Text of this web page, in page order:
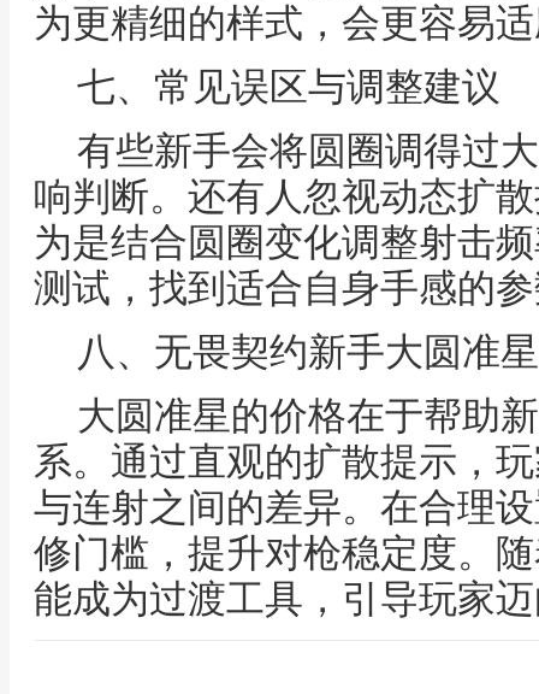
为更精细的样式，会更容易
七、常见误区与调整建议
有些新手会将圆圈调得过
响判断。还有人忽视动态扩
为是结合圆圈变化调整射击
测试，找到适合自身手感的
八、无畏契约新手大圆准
大圆准星的价格在于帮助
系。通过直观的扩散提示，
与连射之间的差异。在合理
修门槛，提升对枪稳定度。
能成为过渡工具，引导玩家